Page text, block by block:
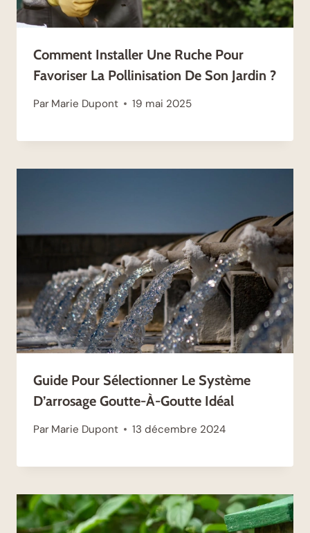
Comment Installer Une Ruche Pour
Favoriser La Pollinisation De Son Jardin ?
Par Marie Dupont 19 mai 2025
Guide Pour Sélectionner Le Système
D’arrosage Goutte-À-Goutte Idéal
Par Marie Dupont 13 décembre 2024